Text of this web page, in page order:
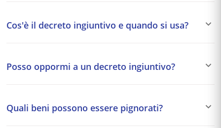
Cos'è il decreto ingiuntivo e quando si usa?
liquido ed esigibile. È lo strumento più rapido per
Posso oppormi a un decreto ingiuntivo?
ordinario in cui entrambe le parti possono presentare
Quali beni possono essere pignorati?